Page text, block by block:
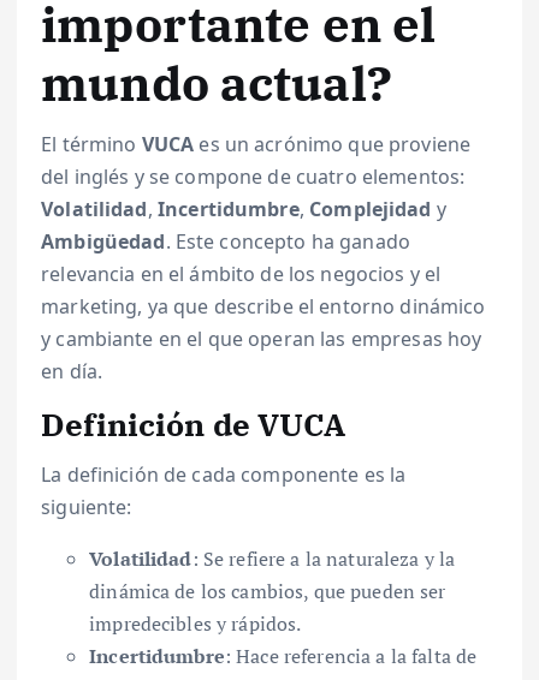
importante en el
mundo actual?
El término VUCA es un acrónimo que proviene
del inglés y se compone de cuatro elementos:
Volatilidad, Incertidumbre, Complejidad y
Ambigüedad. Este concepto ha ganado
relevancia en el ámbito de los negocios y el
marketing, ya que describe el entorno dinámico
y cambiante en el que operan las empresas hoy
en día.
Definición de VUCA
La definición de cada componente es la
siguiente:
Volatilidad: Se refiere a la naturaleza y la
dinámica de los cambios, que pueden ser
impredecibles y rápidos.
Incertidumbre: Hace referencia a la falta de